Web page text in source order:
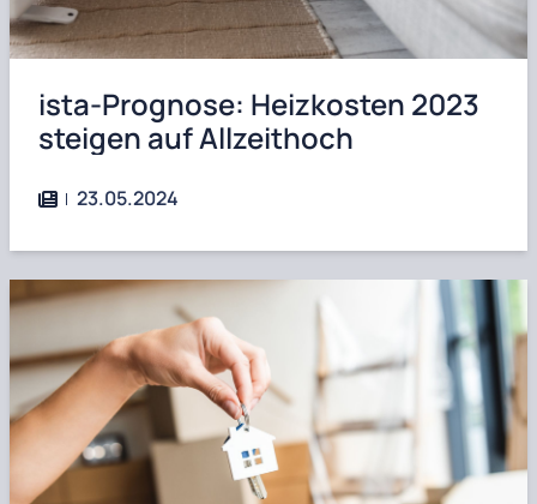
ista-Prognose: Heizkosten 2023
steigen auf Allzeithoch
23.05.2024